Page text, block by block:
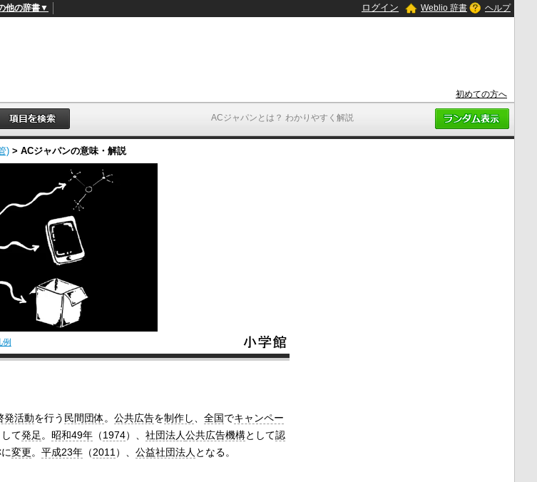
ACジャパンとは？ わかりやすく解説
他の辞書▼ ログイン Weblio 辞書 ヘルプ
初めての方へ
) > ACジャパンの意味・解説
例
発活動を行う 民間団体。公共広告を制作し 、全国でキャンペー
して発足 。 昭和49年 （1974）、社団法人公共広告機構として認
変更。平成23年 （2011 ）、公益社団法人 となる。